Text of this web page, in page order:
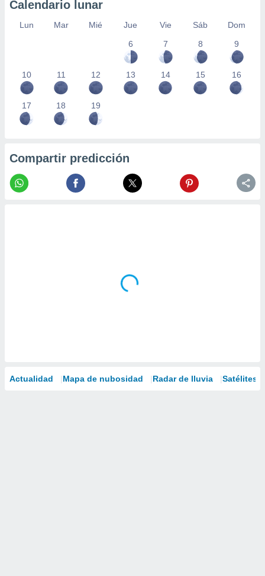
Calendario lunar
Lun Mar Mié Jue Vie Sáb
Dom
6
7 8 9
10 11 12 13 14 15 16
17 18 19
Compartir predicción
Actualidad Mapa de nubosidad Radar de lluvia Satélites